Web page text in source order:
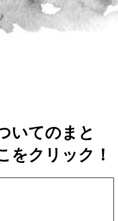
いてのまと
をクリック！